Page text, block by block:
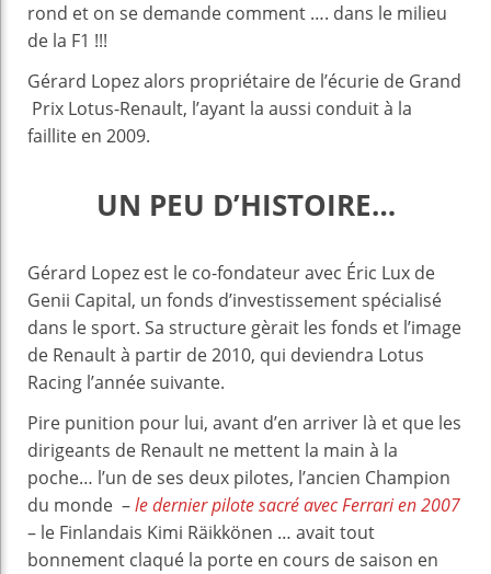
rond et on se demande comment …. dans le milieu
de la F1 !!!
Gérard Lopez alors propriétaire de l’écurie de Grand
Prix Lotus-Renault, l’ayant la aussi conduit à la
faillite en 2009.
UN PEU D’HISTOIRE…
Gérard Lopez est le co-fondateur avec Éric Lux de
Genii Capital, un fonds d’investissement spécialisé
dans le sport. Sa structure gèrait les fonds et l’image
de Renault à partir de 2010, qui deviendra Lotus
Racing l’année suivante.
Pire punition pour lui, avant d’en arriver là et que les
dirigeants de Renault ne mettent la main à la
poche… l’un de ses deux pilotes, l’ancien Champion
du monde –le dernier pilote sacré avec Ferrari en 2007
– le Finlandais Kimi Räikkönen … avait tout
bonnement claqué la porte en cours de saison en